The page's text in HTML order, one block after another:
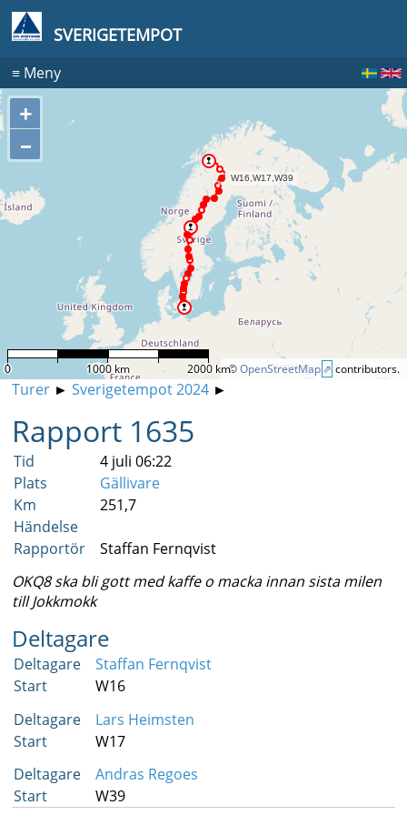
SVERIGETEMPOT
≡Meny
+
–
©OpenStreetMap contributors.
0 1000 km 2000 km
Turer► Sverigetempot 2024►
Rapport 1635
Tid
4 juli 06:22
Plats
Gällivare
Km
251,7
Händelse
Rapportör
Staffan Fernqvist
OKQ8 ska bli gott med kaffe o macka innan sista milen
till Jokkmokk
Deltagare
Deltagare
Staffan Fernqvist
Start
W16
Deltagare
Lars Heimsten
Start
W17
Deltagare
Andras Regoes
Start
W39